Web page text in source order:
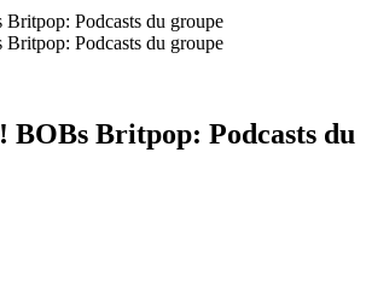
Podcasts du groupe
Podcasts du groupe
Britpop: Podcasts du